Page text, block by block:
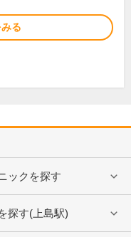
る
ックを探す
探す(上島駅)